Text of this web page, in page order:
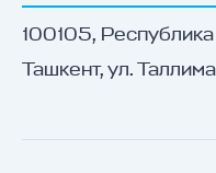
100105, Республика
Ташкент, ул.